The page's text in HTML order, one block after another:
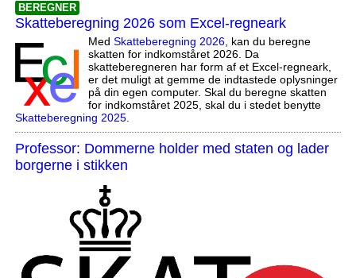
BEREGNER
Skatteberegning 2026 som Excel-regneark
Med Skatteberegning 2026, kan du beregne
skatten for indkomståret 2026. Da
skatteberegneren har form af et Excel-regneark,
er det muligt at gemme de indtastede oplysninger
på din egen computer. Skal du beregne skatten
for indkomståret 2025, skal du i stedet benytte
Skatteberegning 2025.
Professor: Dommerne holder med staten og lader
borgerne i stikken